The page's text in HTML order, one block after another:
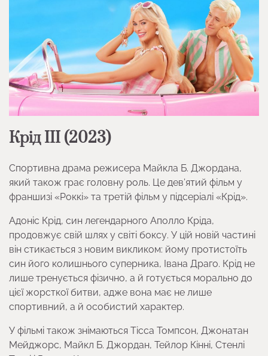
Крід III (2023)
Спортивна драма режисера Майкла Б. Джордана,
який також грає головну роль. Це дев’ятий фільм у
франшизі «Роккі» та третій фільм у підсеріалі «Крід».
Адоніс Крід, син легендарного Аполло Кріда,
продовжує свій шлях у світі боксу. У цій новій частині
він стикається з новим викликом: йому протистоїть
син його колишнього суперника, Івана Драго. Крід не
лише тренується фізично, а й готується морально до
цієї жорсткої битви, адже вона має не лише
спортивний, а й особистий характер.
У фільмі також знімаються Тісса Томпсон, Джонатан
Мейджорс, Майкл Б. Джордан, Тейлор Кінні, Стенлі